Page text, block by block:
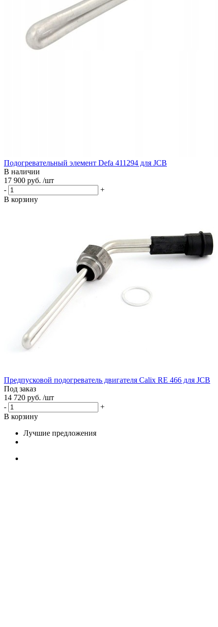
Подогревательный элемент Defa 411294 для JCB
В наличии
17 900 руб. /шт
-
+
В корзину
Предпусковой подогреватель двигателя Calix RE 466 для JCB
Под заказ
14 720 руб. /шт
-
+
В корзину
Лучшие предложения